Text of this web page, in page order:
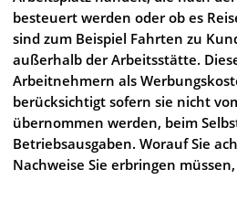
besteuert werden oder ob es
sind zum Beispiel Fahrten zu
außerhalb der Arbeitsstätte.
Arbeitnehmern als
berücksichtigt sofern sie nicht
übernommen werden, beim
Betriebsausgaben. Worauf Sie
Nachweise Sie erbringen